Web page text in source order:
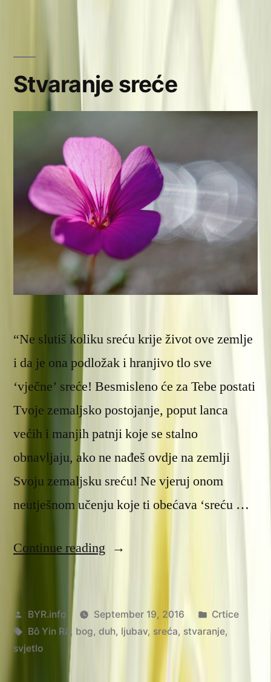
Stvaranje sreće
“Ne slutiš koliku sreću krije život ove zemlje
i da je ona podložak i hranjivo tlo sve
‘vječne’ sreće! Besmisleno će za Tebe postati
Tvoje zemaljsko postojanje, poput lanca
većih i manjih patnji koje se stalno
obnavljaju, ako ne nađeš ovdje na zemlji
Svoju zemaljsku sreću! Ne vjeruj onom
neutješnom učenju koje ti obećava ‘sreću …
Continue reading “Stvaranje
Posted
by
BYR.info September 19, 2016
Posted
in
Crtice
Tags:
Bô Yin Râ, bog, duh, ljubav, sreća, stvaranje,
svjetlo